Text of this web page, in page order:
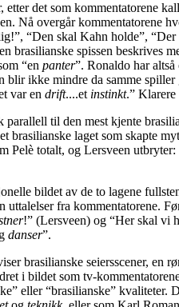
det som kommentatorene
Nå overgår kommentatorene
“Den skal Kahn holde”,
brasilianske spissen beskrives
“en panter”. Ronaldo har altså
ikke mindre da samme
var en drift....et instinkt.” Klarere
parallell til den mest kjente
brasilianske laget som skapte
Pelè totalt, og Lersveen
bildet av de to lagene
uttalelser fra kommentatorene.
!” (Lersveen) og “Her skal vi
danser”.
brasilianske seiersscener, en
i bildet som tv-
eller “brasilianske” kvaliteter.